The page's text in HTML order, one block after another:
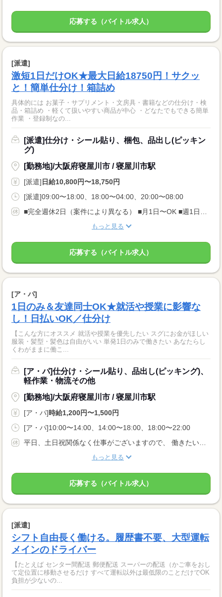
応募する（バイトル求人）
[派遣]
激短1日だけOK★最大日給18750円！サクッ
と！簡単仕分け！箱詰め
具体的には お菓子・サプリメント・文房具・書籍などの仕分け・検
品・箱詰め ・軽くて扱いやすい商品が中心 ・どなたでもできる簡単
作業 ・登録制なの...
[派遣]仕分け・シール貼り、梱包、品出し(ピッキン
グ)
[勤務地]/大阪府寝屋川市 / 寝屋川市駅
[派遣] 日給10,800円〜18,750円
[派遣]09:00〜18:00、18:00〜04:00、20:00〜08:00
もっと見る
応募する（バイトル求人）
[ア・パ]
1日のみ＆友達同士OK★就活や授業に影響な
し！日払いOK／仕分け
【こんな方にオススメ 就活や授業を優先したい スグにお金がほしい
服装・髪型・髪色は自由がいい 単発1日のみで働きたい あなたらし
くわがままに働こ...
[ア・パ]仕分け・シール貼り、品出し(ピッキング)、
軽作業・物流その他
[勤務地]/大阪府寝屋川市 / 寝屋川市駅
[ア・パ]時給1,200円〜1,500円
[ア・パ]10:00〜14:00、14:00〜18:00、18:00〜22:00
もっと見る
応募する（バイトル求人）
[派遣]
シフト自由長く働ける。履歴書不要、大型運転
メインのドライバー
【たとえば センター間配送 郵便配送 スーパーの配送（かご車をおし
て定位置に移動させるだけ すべて運転以外は最低限のことだけでOK
負担が少ないの...